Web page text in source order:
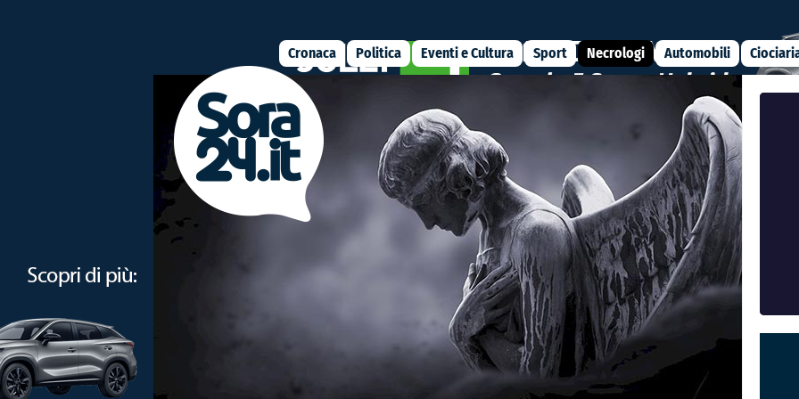
Cronaca Politica Eventi e Cultura Sport Necrologi Automobili